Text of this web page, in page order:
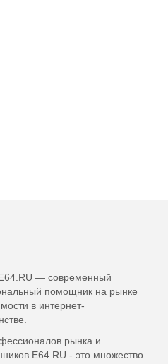
— современный
помощник на рынке
в интернет-
рынка и
E64.RU - это множество